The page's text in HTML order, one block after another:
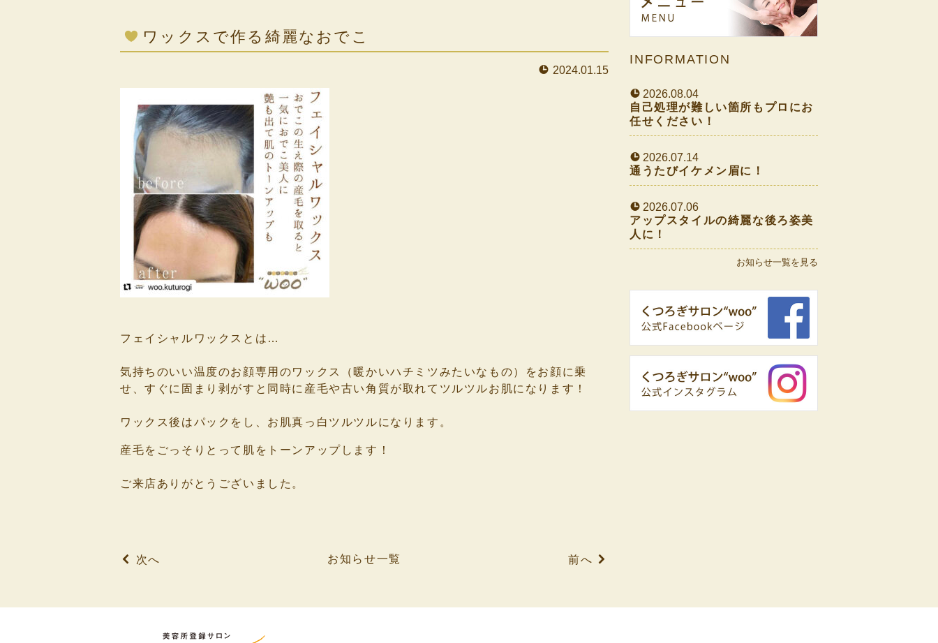
ワックスで作る綺麗なおでこ
2024.01.15
フェイシャルワックスとは…
気持ちのいい温度のお顔専用のワックス（暖かいハチミツみたいなもの）をお顔に乗
せ、すぐに固まり剥がすと同時に産毛や古い角質が取れてツルツルお肌になります！
ワックス後はパックをし、お肌真っ白ツルツルになります。
産毛をごっそりとって肌をトーンアップします！
ご来店ありがとうございました。
次へ お知らせ一覧 前へ
INFORMATION
2026.08.04
自己処理が難しい箇所もプロにお
任せください！
2026.07.14
通うたびイケメン眉に！
2026.07.06
アップスタイルの綺麗な後ろ姿美
人に！
お知らせ一覧を見る